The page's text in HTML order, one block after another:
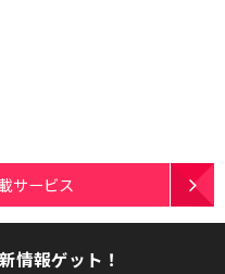
サービス
情報ゲット！